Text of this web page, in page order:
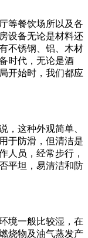
等餐饮场所以及各
设备无论是材料还
不锈钢、铝、木材
时代，无论是酒
开始时，我们都应
，这种外观简单、
于防滑，但清洁是
人员，经常步行，
平坦，易清洁和防
境一般比较湿，在
烧物及油气蒸发产